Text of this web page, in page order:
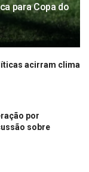
para Copa do
acirram clima
por
sobre